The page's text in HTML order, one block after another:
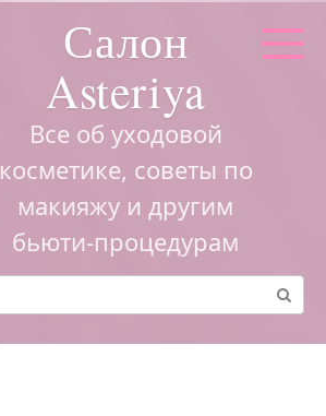
Салон
Asteriya
Все об уходовой
косметике, советы по
макияжу и другим
бьюти-процедурам